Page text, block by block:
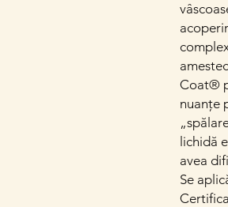
Coat®
nuanțe
lichidă
avea
Se